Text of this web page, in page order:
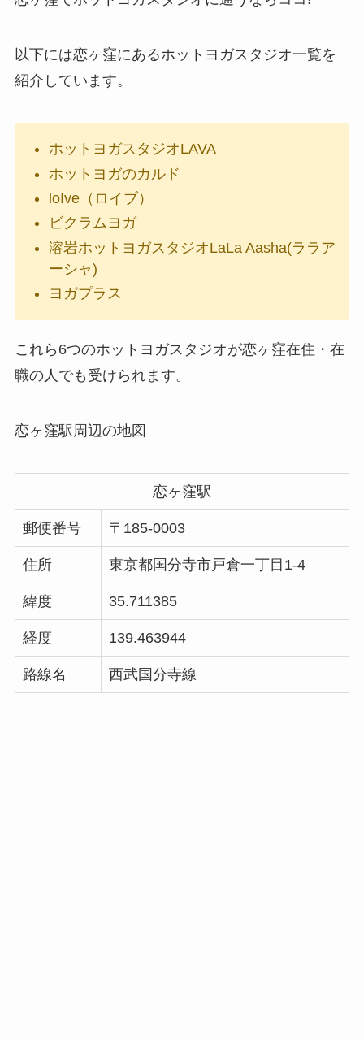
以下には恋ヶ窪にあるホットヨガスタジオ一覧を
紹介しています。
ホットヨガスタジオLAVA
ホットヨガのカルド
loIve（ロイブ）
ビクラムヨガ
溶岩ホットヨガスタジオLaLa Aasha(ララア
ーシャ)
ヨガプラス
これら6つのホットヨガスタジオが恋ヶ窪在住・在
職の人でも受けられます。
恋ヶ窪駅周辺の地図
恋ヶ窪駅
郵便番号 〒185-0003
住所 東京都国分寺市戸倉一丁目1-4
緯度 35.711385
経度 139.463944
路線名 西武国分寺線